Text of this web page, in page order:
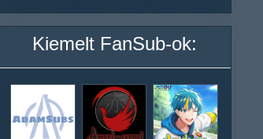
Kiemelt FanSub-ok: